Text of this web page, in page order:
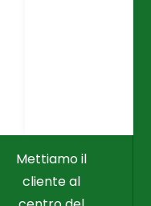
Mettiamo il
cliente al